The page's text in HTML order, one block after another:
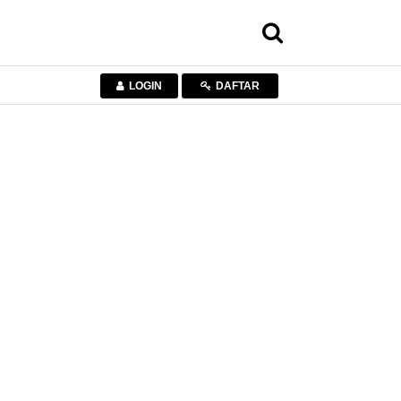
LOGIN DAFTAR